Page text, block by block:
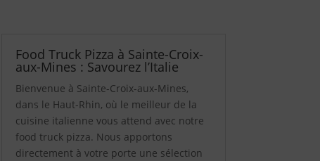
Food Truck Pizza à Sainte-Croix-
aux-Mines : Savourez l’Italie
Bienvenue à Sainte-Croix-aux-Mines,
dans le Haut-Rhin, où le meilleur de la
cuisine italienne vous attend avec notre
food truck pizza. Nous apportons
directement à votre porte une sélection